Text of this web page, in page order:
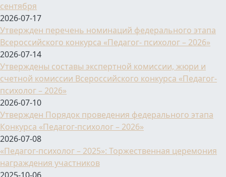
сентября
2026-07-17
Утвержден перечень номинаций федерального этапа
Всероссийского конкурса «Педагог- психолог – 2026»
2026-07-14
Утверждены составы экспертной комиссии, жюри и
счетной комиссии Всероссийского конкурса «Педагог-
психолог – 2026»
2026-07-10
Утвержден Порядок проведения федерального этапа
Конкурса «Педагог-психолог – 2026»
2026-07-08
«Педагог-психолог – 2025»: Торжественная церемония
награждения участников